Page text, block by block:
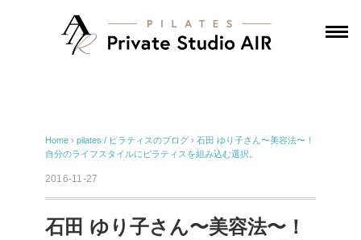
Home › pilates / ピラティスのブログ › 石田 ゆり子さん〜美容法〜！
自分のライフスタイルにピラティスを組み込む選択。
2016-11-27
石田 ゆり子さん〜美容法〜！